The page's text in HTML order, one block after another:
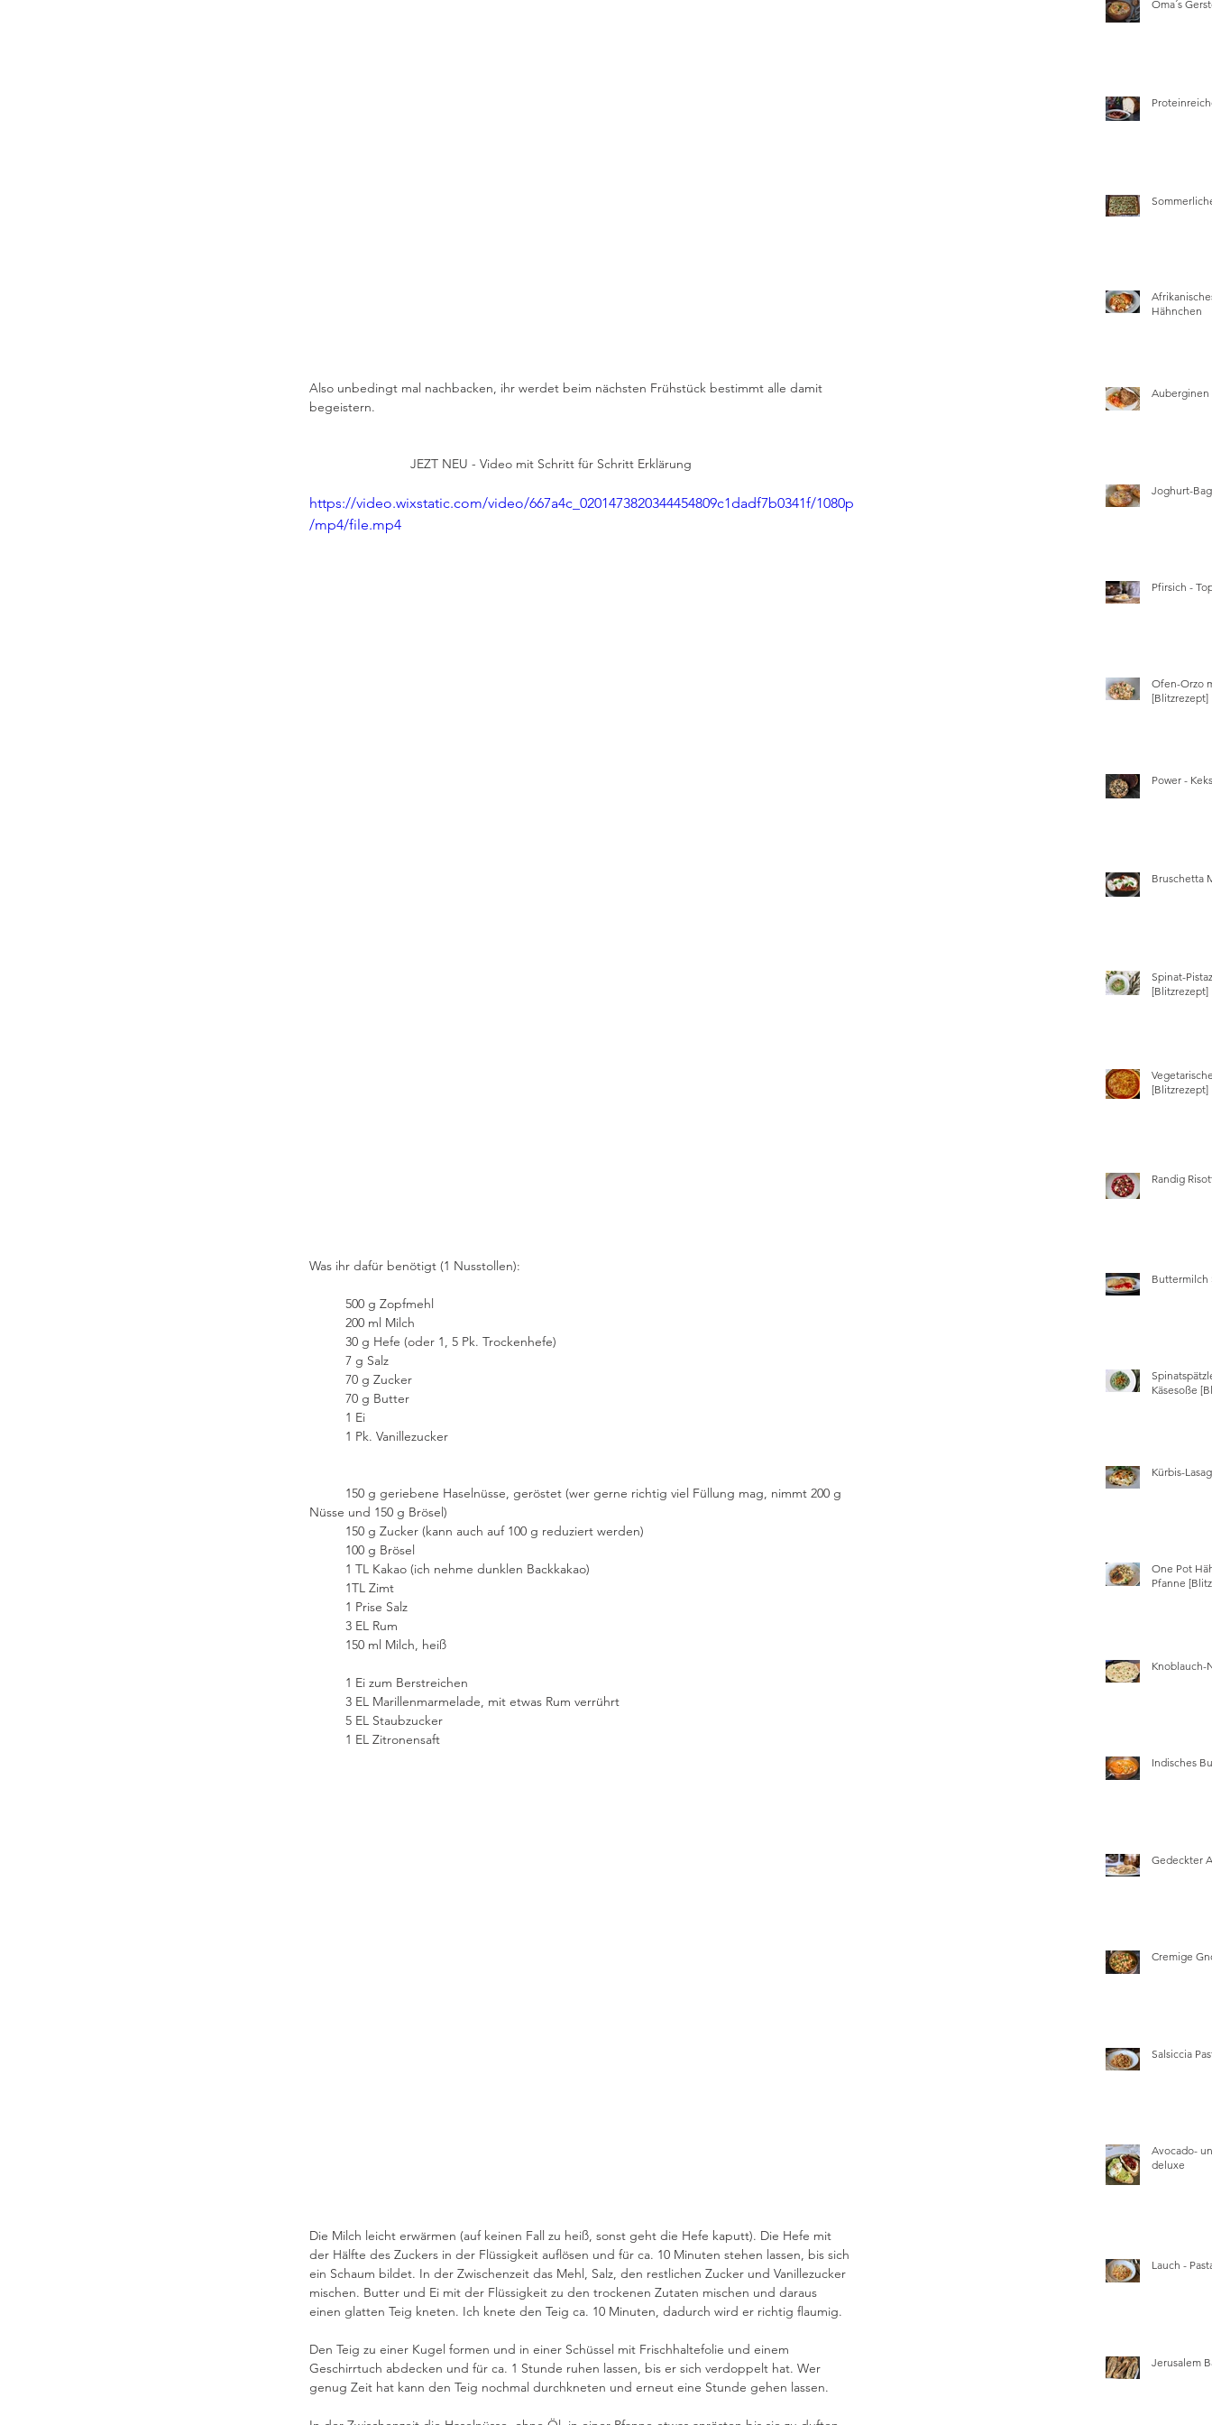
Also unbedingt mal nachbacken, ihr werdet beim nächsten Frühstück bestimmt alle damit
begeistern.
                            JEZT NEU - Video mit Schritt für Schritt Erklärung
https://video.wixstatic.com/video/667a4c_0201473820344454809c1dadf7b0341f/1080p
/mp4/file.mp4
Was ihr dafür benötigt (1 Nusstollen):
          500 g Zopfmehl
          200 ml Milch
          30 g Hefe (oder 1, 5 Pk. Trockenhefe)
          7 g Salz
          70 g Zucker
          70 g Butter
          1 Ei
          1 Pk. Vanillezucker
Nüsse und 150 g Brösel)
          150 g Zucker (kann auch auf 100 g reduziert werden)
          100 g Brösel
          1 TL Kakao (ich nehme dunklen Backkakao)
          1TL Zimt
          1 Prise Salz
          3 EL Rum
          150 ml Milch, heiß
          1 Ei zum Berstreichen
          3 EL Marillenmarmelade, mit etwas Rum verrührt
          5 EL Staubzucker
          1 EL Zitronensaft
Die Milch leicht erwärmen (auf keinen Fall zu heiß, sonst geht die Hefe kaputt). Die Hefe mit
der Hälfte des Zuckers in der Flüssigkeit auflösen und für ca. 10 Minuten stehen lassen, bis sich
ein Schaum bildet. In der Zwischenzeit das Mehl, Salz, den restlichen Zucker und Vanillezucker
mischen. Butter und Ei mit der Flüssigkeit zu den trockenen Zutaten mischen und daraus
einen glatten Teig kneten. Ich knete den Teig ca. 10 Minuten, dadurch wird er richtig flaumig.
Den Teig zu einer Kugel formen und in einer Schüssel mit Frischhaltefolie und einem
Geschirrtuch abdecken und für ca. 1 Stunde ruhen lassen, bis er sich verdoppelt hat. Wer
genug Zeit hat kann den Teig nochmal durchkneten und erneut eine Stunde gehen lassen.
Oma´s
Hähnchen
Auberginen
Joghurt-
Pfirsich -
Ofen-Orzo
[Blitzrezept]
Power -
Bruschetta
Spinat-
[Blitzrezept]
[Blitzrezept]
Randig
Buttermilch
Käsesoße
Kürbis-
One Pot
Pfanne
Knoblauch-
Indisches
Gedeckter
Cremige
Salsiccia
Avocado-
deluxe
Lauch -
Jerusalem